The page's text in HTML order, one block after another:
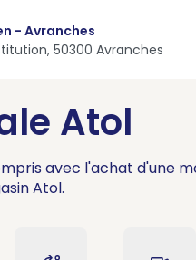
- Avranches
50300 Avranches
Atol
avec l'achat d'une
Atol.